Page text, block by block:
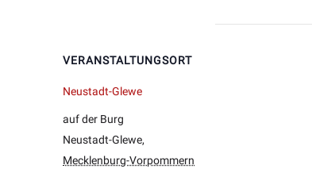
VERANSTALTUNGSORT
Neustadt-Glewe
auf der Burg
Neustadt-Glewe,
Mecklenburg-Vorpommern